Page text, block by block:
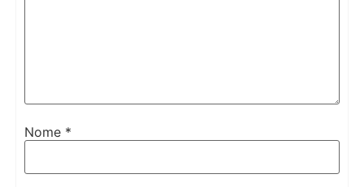
Nome *